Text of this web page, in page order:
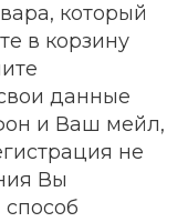
который
в корзину
данные
и Ваш мейл,
не
Вы